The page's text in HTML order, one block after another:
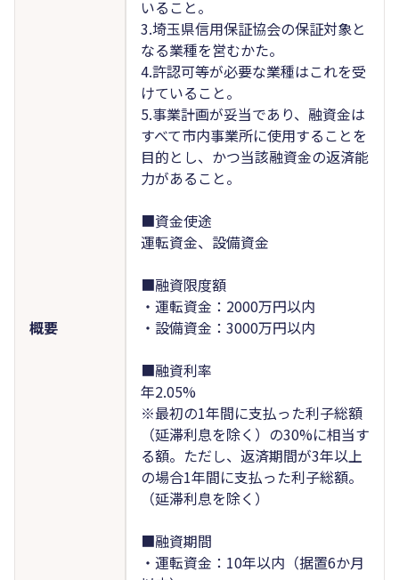
概要
いること。
3.埼玉県信用保証協会の保証対象と
なる業種を営むかた。
4.許認可等が必要な業種はこれを受
けていること。
5.事業計画が妥当であり、融資金は
すべて市内事業所に使用することを
目的とし、かつ当該融資金の返済能
力があること。
■資金使途
運転資金、設備資金
■融資限度額
・運転資金：2000万円以内
・設備資金：3000万円以内
■融資利率
年2.05%
※最初の1年間に支払った利子総額
（延滞利息を除く）の30%に相当す
る額。ただし、返済期間が3年以上
の場合1年間に支払った利子総額。
（延滞利息を除く）
■融資期間
・運転資金：10年以内（据置6か月